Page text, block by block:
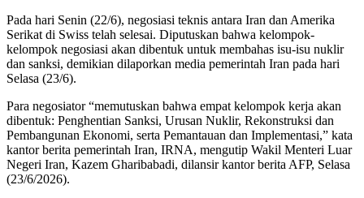
Pada hari Senin (22/6), negosiasi teknis antara Iran dan Amerika
Serikat di Swiss telah selesai. Diputuskan bahwa kelompok-
kelompok negosiasi akan dibentuk untuk membahas isu-isu nuklir
dan sanksi, demikian dilaporkan media pemerintah Iran pada hari
Selasa (23/6).
Para negosiator “memutuskan bahwa empat kelompok kerja akan
dibentuk: Penghentian Sanksi, Urusan Nuklir, Rekonstruksi dan
Pembangunan Ekonomi, serta Pemantauan dan Implementasi,” kata
kantor berita pemerintah Iran, IRNA, mengutip Wakil Menteri Luar
Negeri Iran, Kazem Gharibabadi, dilansir kantor berita AFP, Selasa
(23/6/2026).